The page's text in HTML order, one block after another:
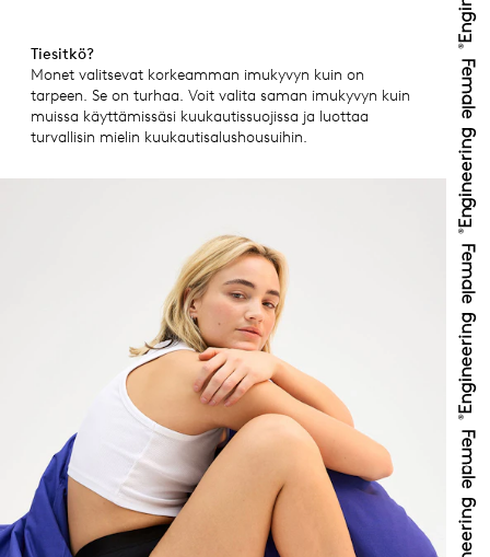
Tiesitkö?
Monet valitsevat korkeamman imukyvyn kuin on
tarpeen. Se on turhaa. Voit valita saman imukyvyn kuin
muissa käyttämissäsi kuukautissuojissa ja luottaa
turvallisin mielin kuukautisalushousuihin.